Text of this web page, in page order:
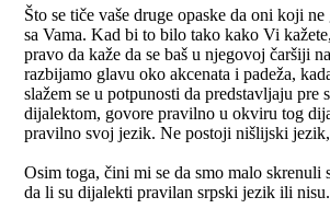
Što se tiče vaše druge opaske da oni koji
sa Vama. Kad bi to bilo tako kako Vi
pravo da kaže da se baš u njegovoj čaršiji
razbijamo glavu oko akcenata i padeža,
slažem se u potpunosti da predstavljaju
dijalektom, govore pravilno u okviru tog
pravilno svoj jezik. Ne postoji nišlijski
Osim toga, čini mi se da smo malo
da li su dijalekti pravilan srpski jezik ili nisu.